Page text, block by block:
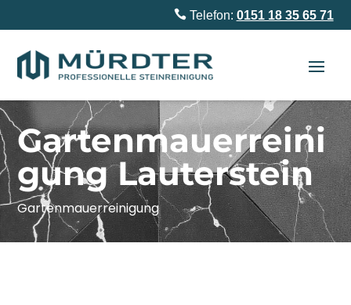
Telefon: 0151 18 35 65 71
Gartenmauerreini
gung Lauterstein
Gartenmauerreinigung